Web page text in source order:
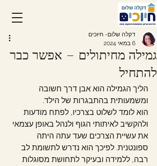
גמילה מחיתולים – אפשר כבר
להתחיל
דקלה שלום- חיוכים
6 במאי 2024
הליך הגמילה הוא אבן דרך חשובה
ומשמעותית בהתבגרות של הילד.
הוא לומד לשלוט בצרכיו, לפתח מודעות
ולהקשיב לאיתותי הגוף ולנהל באופן עצמאי
את עשיית הצרכים שעד עתה היתה
ספונטנית. לפיכך הוא נדרש לתשומת לב
רבה, ללמידה ובעיקר לתחושת מסוגלות